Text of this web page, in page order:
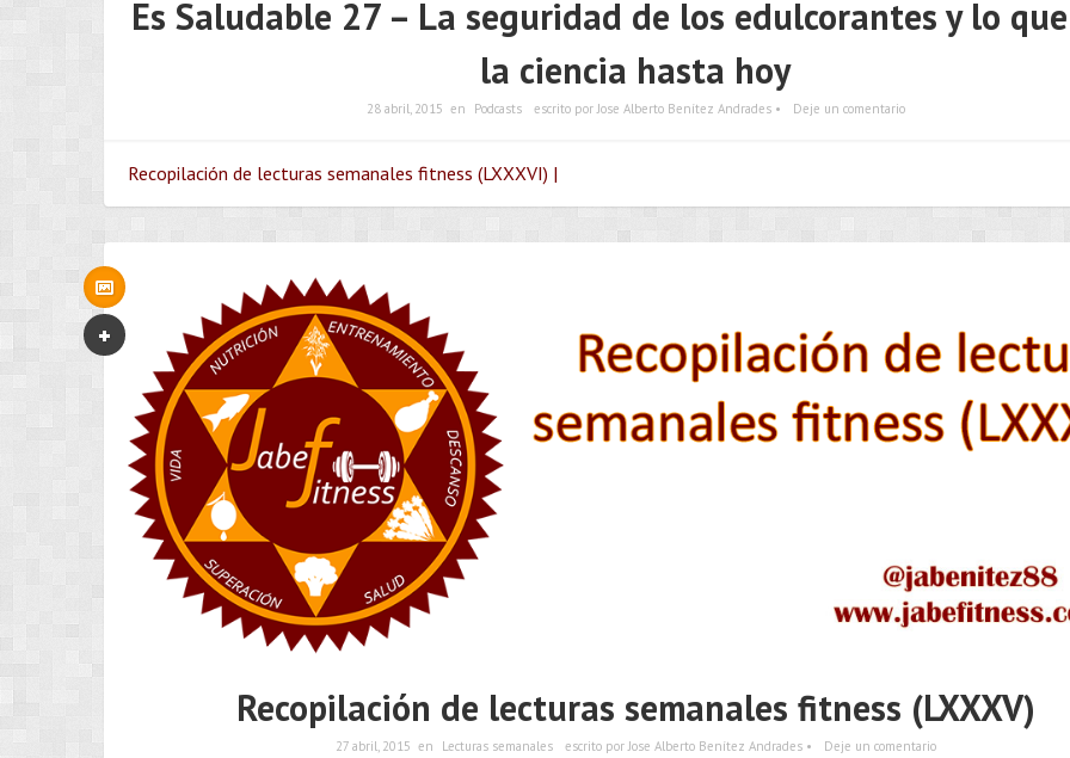
Es Saludable 27 – La seguridad de los edulcorantes y lo
la ciencia hasta hoy
28 abril, 2015 en Podcasts escrito por Jose Alberto Benítez Andrades • Deje un comentario
Recopilación de lecturas semanales fitness (LXXXVI) |
Recopilación de lecturas semanales fitness (LXXXV)
27 abril, 2015 en Lecturas semanales escrito por Jose Alberto Benítez Andrades • Deje un comentario